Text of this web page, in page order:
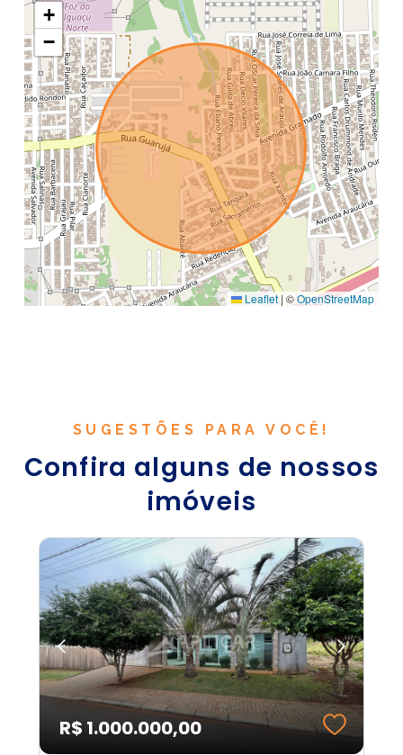
+
−
Leaflet | ©OpenStreetMap
SUGESTÕES PARA VOCÊ!
Confira alguns de nossos
imóveis
R$ 1.000.000,00